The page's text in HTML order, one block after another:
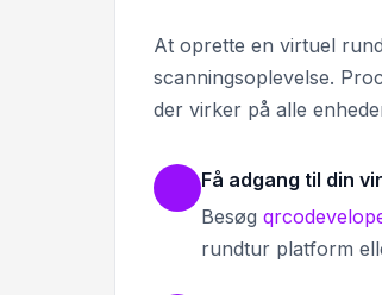
At oprette en virtuel
scanningsoplevelse.
der virker på alle
Få adgang til din
Besøg
rundtur platform